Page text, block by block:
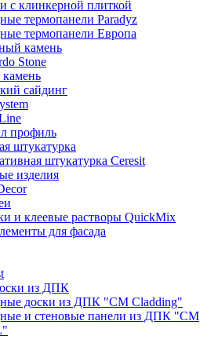
с клинкерной плиткой
термопанели Paradyz
термопанели Европа
камень
Stone
сайдинг
профиль
штукатурка
штукатурка Ceresit
изделия
и клеевые растворы QuickMix
для фасада
из ДПК
доски из ДПК "CM Cladding"
и стеновые панели из ДПК "CM